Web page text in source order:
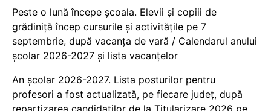
Peste o lună începe școala. Elevii și copiii de
grădiniță încep cursurile și activitățile pe 7
septembrie, după vacanța de vară / Calendarul anului
școlar 2026-2027 și lista vacanțelor
An școlar 2026-2027. Lista posturilor pentru
profesori a fost actualizată, pe fiecare județ, după